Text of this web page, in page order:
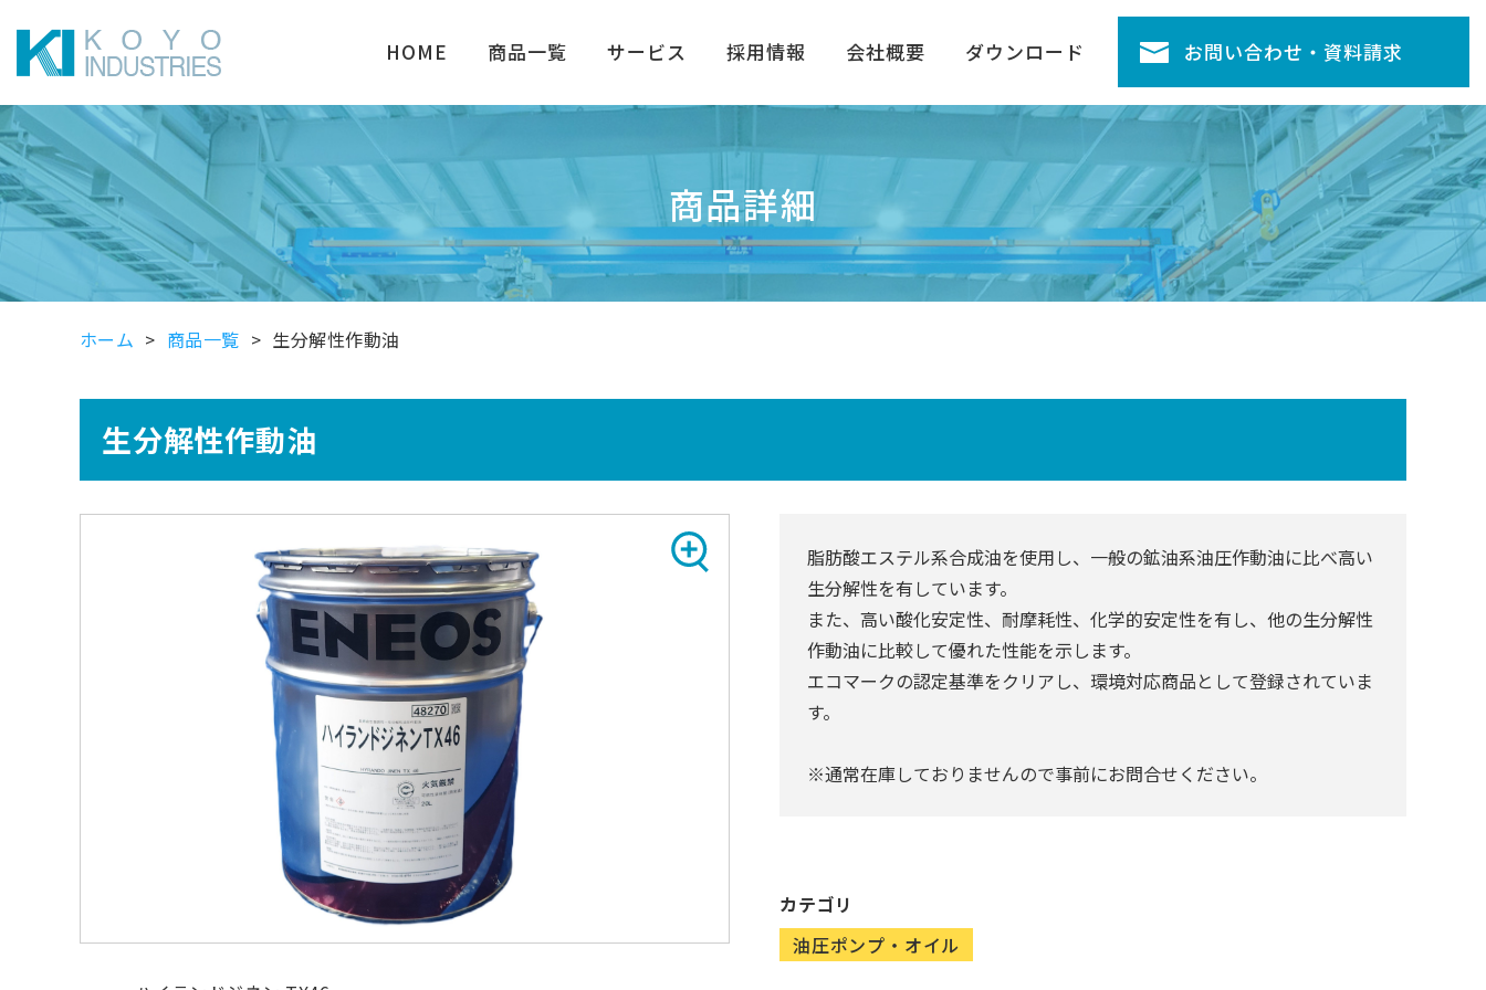
HOME 商品一覧 サービス 採用情報 会社概要 ダウンロード お問い合わせ・資料請求
商品詳細
ホーム 商品一覧 生分解性作動油
生分解性作動油
脂肪酸エステル系合成油を使用し、一般の鉱油系油圧作動油に比べ高い
生分解性を有しています。
また、高い酸化安定性、耐摩耗性、化学的安定性を有し、他の生分解性
作動油に比較して優れた性能を示します。
エコマークの認定基準をクリアし、環境対応商品として登録されていま
す。
※通常在庫しておりませんので事前にお問合せください。
カテゴリ
油圧ポンプ・オイル